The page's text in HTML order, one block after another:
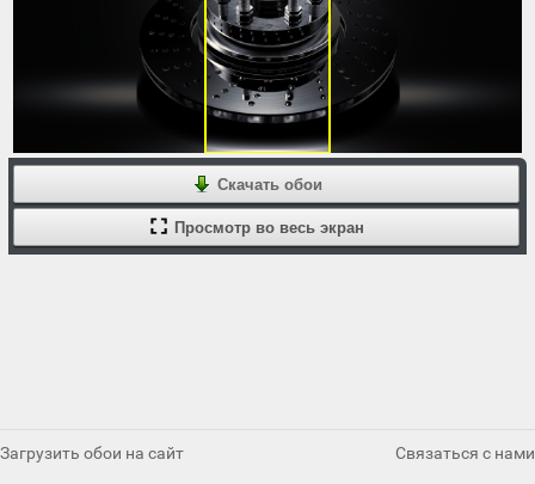
Скачать обои
Просмотр во весь экран
Загрузить обои на сайт Связаться с нами